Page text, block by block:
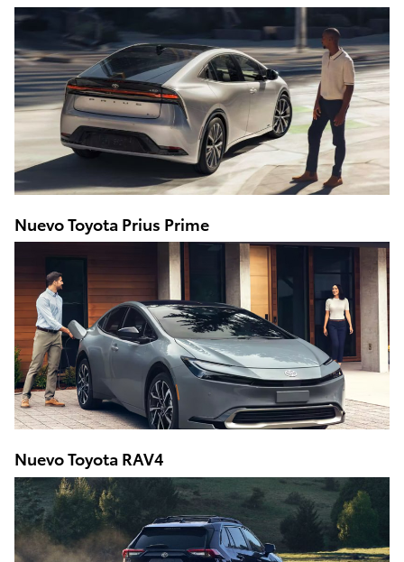
Nuevo Toyota Prius Prime
Nuevo Toyota RAV4